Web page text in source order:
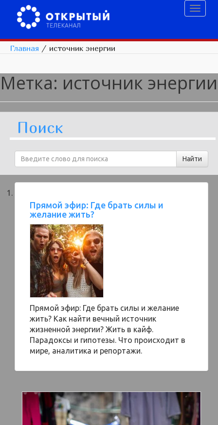
Главная / источник энергии
Метка: источник энергии
Поиск
Прямой эфир: Где брать силы и
желание жить?
Прямой эфир: Где брать силы и желание
жить? Как найти вечный источник
жизненной энергии? Жить в кайф.
Парадоксы и гипотезы. Что происходит в
мире, аналитика и репортажи.